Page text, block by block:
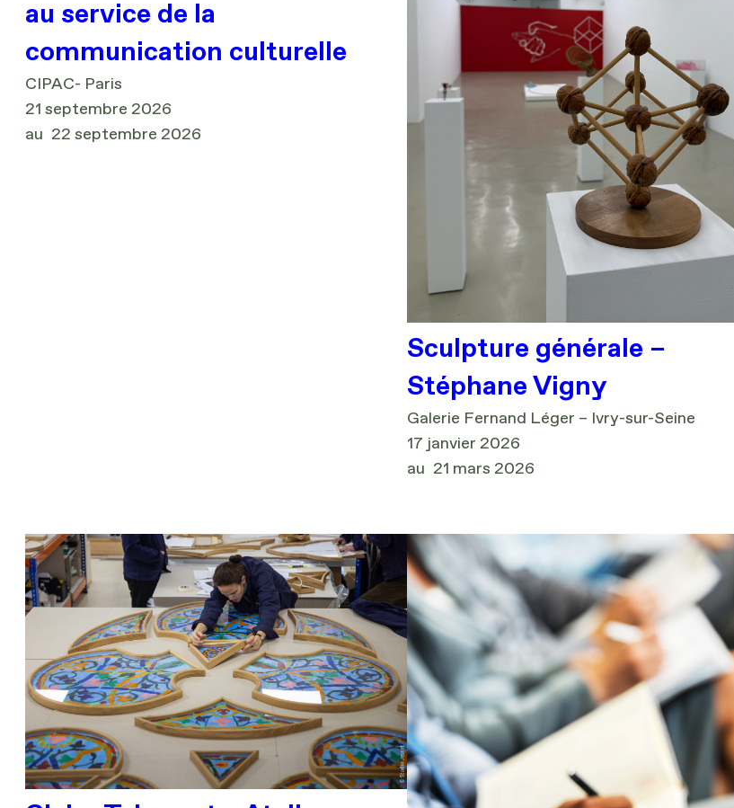
au service de la
communication culturelle
CIPAC- Paris
21 septembre 2026
au
22 septembre 2026
Sculpture générale –
Stéphane Vigny
Galerie Fernand Léger – Ivry-sur-Seine
17 janvier 2026
au
21 mars 2026